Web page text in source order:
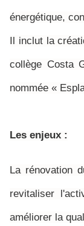
énergétique,
Il inclut la
collège Costa
nommée «
Les enjeux :
La rénovation
revitaliser
améliorer la